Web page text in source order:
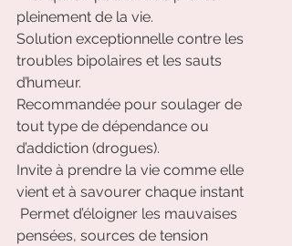
pleinement de la vie.
Solution exceptionnelle contre les
troubles bipolaires et les sauts
d’humeur.
Recommandée pour soulager de
tout type de dépendance ou
d’addiction (drogues).
Invite à prendre la vie comme elle
vient et à savourer chaque instant
pensées, sources de tension